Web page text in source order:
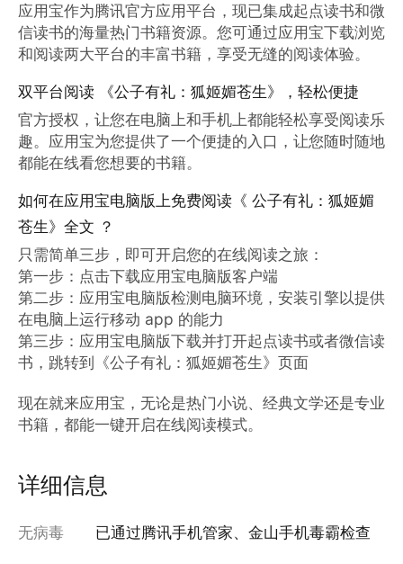
应用宝作为腾讯官方应用平台，现已集成起点读书和微
信读书的海量热门书籍资源。您可通过应用宝下载浏览
和阅读两大平台的丰富书籍，享受无缝的阅读体验。
双平台阅读 《公子有礼：狐姬媚苍生》，轻松便捷
官方授权，让您在电脑上和手机上都能轻松享受阅读乐
趣。应用宝为您提供了一个便捷的入口，让您随时随地
都能在线看您想要的书籍。
如何在应用宝电脑版上免费阅读《 公子有礼：狐姬媚
苍生》全文 ？
只需简单三步，即可开启您的在线阅读之旅：
第一步：点击下载应用宝电脑版客户端
第二步：应用宝电脑版检测电脑环境，安装引擎以提供
在电脑上运行移动 app 的能力
第三步：应用宝电脑版下载并打开起点读书或者微信读
书，跳转到《公子有礼：狐姬媚苍生》页面
现在就来应用宝，无论是热门小说、经典文学还是专业
书籍，都能一键开启在线阅读模式。
详细信息
无病毒 已通过腾讯手机管家、金山手机毒霸检查